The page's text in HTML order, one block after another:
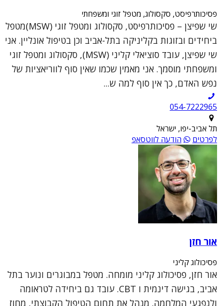
פסיכותרפיסט, סקסולוג, מטפל זוגי ומשפחתי
שי שפיצן – פסיכותרפיסט, סקסולוג ומטפל זוגי (MSW)מטפל
ביחידים ובזוגות בקליניקה בתל-אביב וכן בטיפול אונליין. אני
שי שפיצן, עובד סוציאלי קליני (MSW), סקסולוג ומטפל זוגי
ומשפחתי מוסמך. אני מאמין שכמו שאין סוף לווריאציות של
נפש האדם, כך אין סוף למה ש...
054-7222965
תל אביב-יפו, ישראל
לפרטים
הודעה לווטסאפ
אור חזן
פסיכולוג קליני
אור חזן, פסיכולוג קליני מומחה. מטפל במבוגרים ונוער בתל
אביב, בגישה דינמית ו CBT. עובד גם ביחידה לטראומה
ולנפגעי המלחמה. מנהל את תחום הטיפול הקבוצתי, מחוז